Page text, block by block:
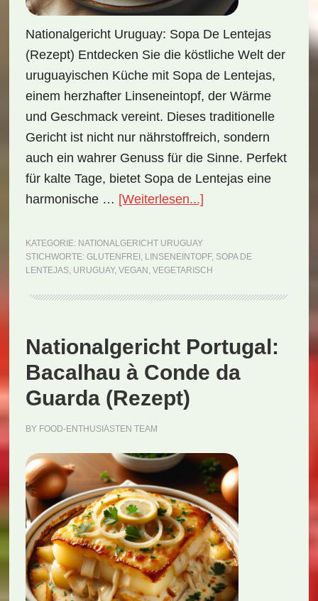
Nationalgericht Uruguay: Sopa De Lentejas
(Rezept) Entdecken Sie die köstliche Welt der
uruguayischen Küche mit Sopa de Lentejas,
einem herzhafter Linseneintopf, der Wärme
und Geschmack vereint. Dieses traditionelle
Gericht ist nicht nur nährstoffreich, sondern
auch ein wahrer Genuss für die Sinne. Perfekt
für kalte Tage, bietet Sopa de Lentejas eine
harmonische … [Weiterlesen...]ÜberNationalgericht
Sopa
de
(Rezept)
KATEGORIE: NATIONALGERICHT URUGUAY
STICHWORTE: GLUTENFREI , LINSENEINTOPF, SOPA DE
LENTEJAS, URUGUAY, VEGAN , VEGETARISCH
Nationalgericht Portugal:
Bacalhau à Conde da
Guarda (Rezept)
BY FOOD-ENTHUSIASTEN TEAM